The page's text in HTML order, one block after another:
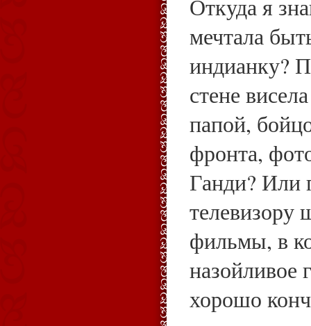
Откуда я
мечтала
индианку?
стене
папой,
фронта,
Ганди? Или
телевизору
фильмы, в
назойливое
хорошо